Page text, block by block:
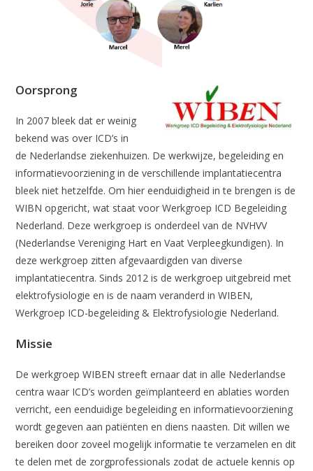
Oorsprong
In 2007 bleek dat er weinig
bekend was over ICD’s in
de Nederlandse ziekenhuizen. De werkwijze, begeleiding en
informatievoorziening in de verschillende implantatiecentra
bleek niet hetzelfde. Om hier eenduidigheid in te brengen is de
WIBN opgericht, wat staat voor Werkgroep ICD Begeleiding
Nederland. Deze werkgroep is onderdeel van de NVHVV
(Nederlandse Vereniging Hart en Vaat Verpleegkundigen). In
deze werkgroep zitten afgevaardigden van diverse
implantatiecentra. Sinds 2012 is de werkgroep uitgebreid met
elektrofysiologie en is de naam veranderd in WIBEN,
Werkgroep ICD-begeleiding & Elektrofysiologie Nederland.
Missie
De werkgroep WIBEN streeft ernaar dat in alle Nederlandse
centra waar ICD’s worden geïmplanteerd en ablaties worden
verricht, een eenduidige begeleiding en informatievoorziening
wordt gegeven aan patiënten en diens naasten. Dit willen we
bereiken door zoveel mogelijk informatie te verzamelen en dit
te delen met de zorgprofessionals zodat de actuele kennis op